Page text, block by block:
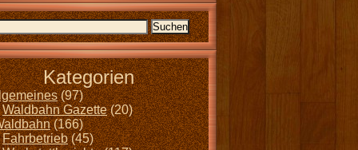
Kategorien
(97)
Waldbahn Gazette(20)
(166)
Fahrbetrieb(45)